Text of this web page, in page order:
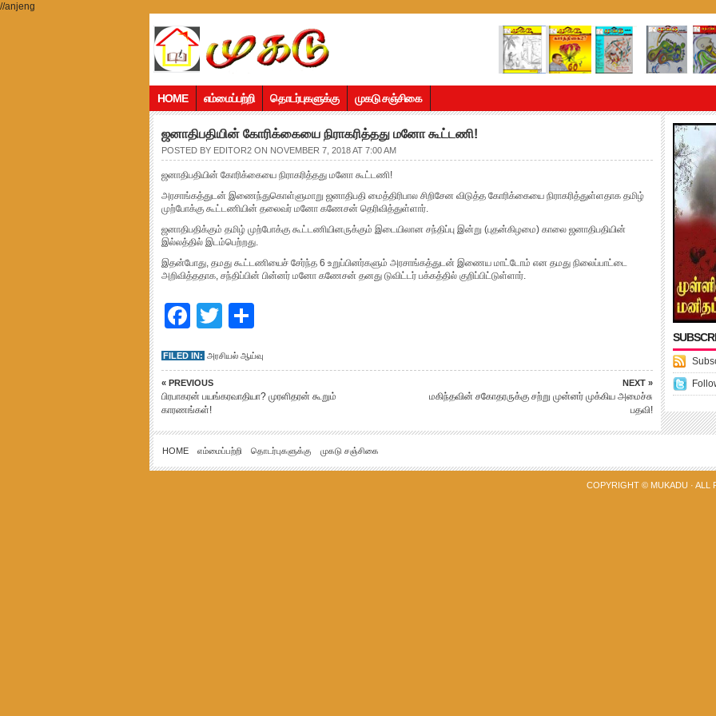
//anjeng
HOME எம்மைப்பற்றி தொடர்புகளுக்கு முகடு சஞ்சிகை
ஜனாதிபதியின் கோரிக்கையை நிராகரித்தது மனோ கூட்டணி!
POSTED BY EDITOR2 ON NOVEMBER 7, 2018 AT 7:00 AM
ஜனாதிபதியின் கோரிக்கையை நிராகரித்தது மனோ கூட்டணி!
அரசாங்கத்துடன் இணைந்துகொள்ளுமாறு ஜனாதிபதி மைத்திரிபால சிறிசேன விடுத்த கோரிக்கையை நிராகரித்துள்ளதாக தமிழ்
முற்போக்கு கூட்டணியின் தலைவர் மனோ கணேசன் தெரிவித்துள்ளார்.
ஜனாதிபதிக்கும் தமிழ் முற்போக்கு கூட்டணியினருக்கும் இடையிலான சந்திப்பு இன்று (புதன்கிழமை) காலை ஜனாதிபதியின்
இல்லத்தில் இடம்பெற்றது.
இதன்போது, தமது கூட்டணியைச் சேர்ந்த 6 உறுப்பினர்களும் அரசாங்கத்துடன் இணைய மாட்டோம் என தமது நிலைப்பாட்டை
அறிவித்ததாக, சந்திப்பின் பின்னர் மனோ கணேசன் தனது டுவிட்டர் பக்கத்தில் குறிப்பிட்டுள்ளார்.
Facebook
Twitter
FILED IN: அரசியல் ஆய்வு
« PREVIOUS
பிரபாகரன் பயங்கரவாதியா? முரளிதரன் கூறும்
காரணங்கள்!
NEXT »
மகிந்தவின் சகோதரருக்கு சற்று முன்னர் முக்கிய அமைச்சு
பதவி!
HOME எம்மைப்பற்றி தொடர்புகளுக்கு முகடு சஞ்சிகை
COPYRIGHT © MUKADU · ALL